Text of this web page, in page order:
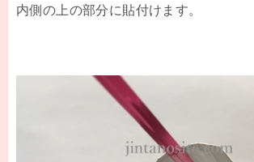
内側の上の部分に貼付けます。